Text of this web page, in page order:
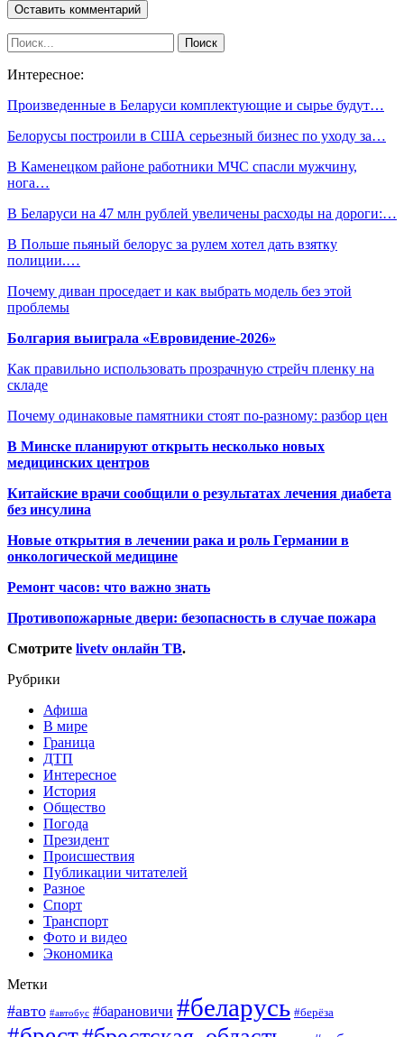
Интересное:
Произведенные в Беларуси комплектующие и сырье будут…
Белорусы построили в США серьезный бизнес по уходу за…
В Каменецком районе работники МЧС спасли мужчину,
нога…
В Беларуси на 47 млн рублей увеличены расходы на дороги:…
В Польше пьяный белорус за рулем хотел дать взятку
полиции.…
Почему диван проседает и как выбрать модель без этой
проблемы
Болгария выиграла «Евровидение-2026»
Как правильно использовать прозрачную стрейч пленку на
складе
Почему одинаковые памятники стоят по-разному: разбор цен
В Минске планируют открыть несколько новых
медицинских центров
Китайские врачи сообщили о результатах лечения диабета
без инсулина
Новые открытия в лечении рака и роль Германии в
онкологической медицине
Ремонт часов: что важно знать
Противопожарные двери: безопасность в случае пожара
Смотрите livetv онлайн ТВ.
Рубрики
Афиша
В мире
Граница
ДТП
Интересное
История
Общество
Погода
Президент
Происшествия
Публикации читателей
Разное
Спорт
Транспорт
Фото и видео
Экономика
Метки
#авто #автобус #барановичи #беларусь #берёза